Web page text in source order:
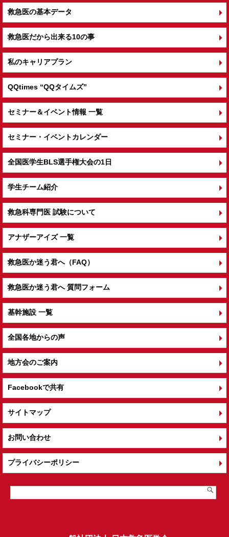
救急医の基本データ
救急医だから出来る10の事
私のキャリアプラン
QQtimes “QQタイムズ”
セミナー＆イベント情報 一覧
セミナー・イベントカレンダー
全国医学生BLS選手権大会の1日
学生チーム紹介
救急科専門医 試験について
アナザーアイズ 一覧
救急医か迷う君へ（FAQ）
救急医か迷う君へ 質問フォーム
基幹施設 一覧
全国各地からの声
地方会のご案内
Facebookで共有
サイトマップ
お問い合わせ
プライバシーポリシー